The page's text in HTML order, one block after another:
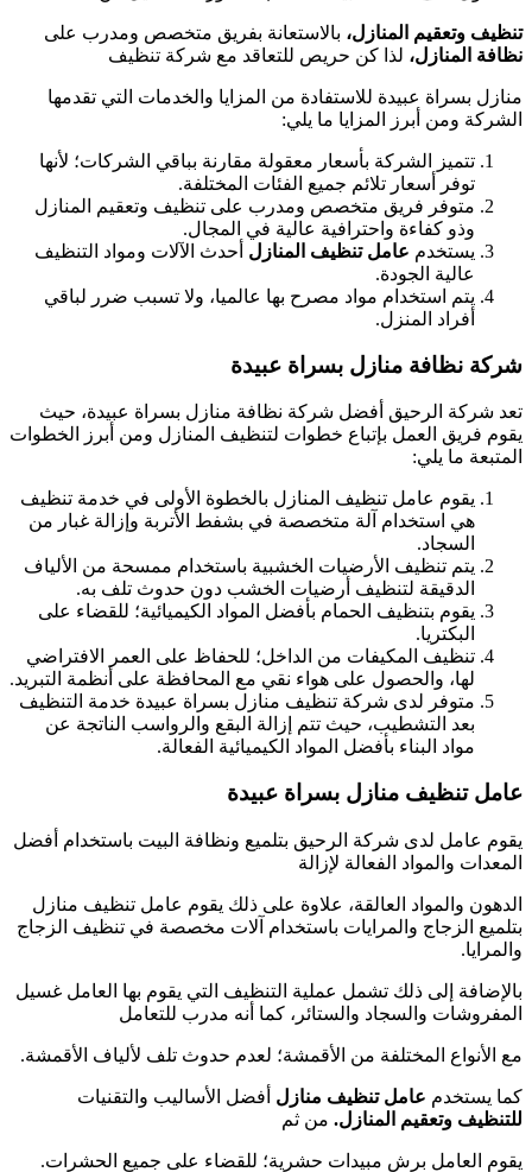
تنظيف وتعقيم المنازل، بالاستعانة بفريق متخصص ومدرب على
نظافة المنازل، لذا كن حريص للتعاقد مع شركة تنظيف
منازل بسراة عبيدة للاستفادة من المزايا والخدمات التي تقدمها
الشركة ومن أبرز المزايا ما يلي:
تتميز الشركة بأسعار معقولة مقارنة بباقي الشركات؛ لأنها
توفر أسعار تلائم جميع الفئات المختلفة.
متوفر فريق متخصص ومدرب على تنظيف وتعقيم المنازل
وذو كفاءة واحترافية عالية في المجال.
يستخدم عامل تنظيف المنازل أحدث الآلات ومواد التنظيف
عالية الجودة.
يتم استخدام مواد مصرح بها عالميا، ولا تسبب ضرر لباقي
أفراد المنزل.
شركة نظافة منازل بسراة عبيدة
تعد شركة الرحيق أفضل شركة نظافة منازل بسراة عبيدة، حيث
يقوم فريق العمل بإتباع خطوات لتنظيف المنازل ومن أبرز الخطوات
المتبعة ما يلي:
يقوم عامل تنظيف المنازل بالخطوة الأولى في خدمة تنظيف
هي استخدام آلة متخصصة في بشفط الأتربة وإزالة غبار من
السجاد.
يتم تنظيف الأرضيات الخشبية باستخدام ممسحة من الألياف
الدقيقة لتنظيف أرضيات الخشب دون حدوث تلف به.
يقوم بتنظيف الحمام بأفضل المواد الكيميائية؛ للقضاء على
البكتريا.
تنظيف المكيفات من الداخل؛ للحفاظ على العمر الافتراضي
لها، والحصول على هواء نقي مع المحافظة على أنظمة التبريد.
متوفر لدى شركة تنظيف منازل بسراة عبيدة خدمة التنظيف
بعد التشطيب، حيث تتم إزالة البقع والرواسب الناتجة عن
مواد البناء بأفضل المواد الكيميائية الفعالة.
عامل تنظيف منازل بسراة عبيدة
يقوم عامل لدى شركة الرحيق بتلميع ونظافة البيت باستخدام أفضل
المعدات والمواد الفعالة لإزالة
الدهون والمواد العالقة، علاوة على ذلك يقوم عامل تنظيف منازل
بتلميع الزجاج والمرايات باستخدام آلات مخصصة في تنظيف الزجاج
والمرايا.
بالإضافة إلى ذلك تشمل عملية التنظيف التي يقوم بها العامل غسيل
المفروشات والسجاد والستائر، كما أنه مدرب للتعامل
مع الأنواع المختلفة من الأقمشة؛ لعدم حدوث تلف لألياف الأقمشة.
كما يستخدم عامل تنظيف منازل أفضل الأساليب والتقنيات
للتنظيف وتعقيم المنازل. من ثم
يقوم العامل برش مبيدات حشرية؛ للقضاء على جميع الحشرات.